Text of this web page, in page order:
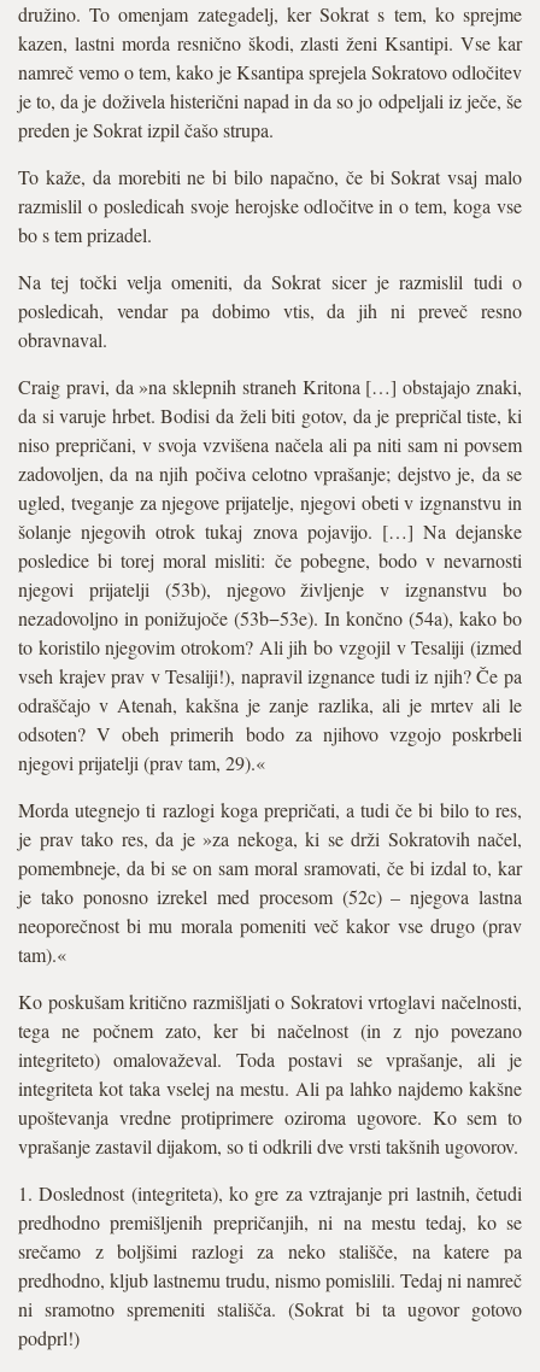
družino. To omenjam zategadelj, ker Sokrat s tem, ko sprejme
kazen, lastni morda resnično škodi, zlasti ženi Ksantipi. Vse kar
namreč vemo o tem, kako je Ksantipa sprejela Sokratovo odločitev
je to, da je doživela histerični napad in da so jo odpeljali iz ječe, še
preden je Sokrat izpil čašo strupa.
To kaže, da morebiti ne bi bilo napačno, če bi Sokrat vsaj malo
razmislil o posledicah svoje herojske odločitve in o tem, koga vse
bo s tem prizadel.
Na tej točki velja omeniti, da Sokrat sicer je razmislil tudi o
posledicah, vendar pa dobimo vtis, da jih ni preveč resno
obravnaval.
Craig pravi, da »na sklepnih straneh Kritona […] obstajajo znaki,
da si varuje hrbet. Bodisi da želi biti gotov, da je prepričal tiste, ki
niso prepričani, v svoja vzvišena načela ali pa niti sam ni povsem
zadovoljen, da na njih počiva celotno vprašanje; dejstvo je, da se
ugled, tveganje za njegove prijatelje, njegovi obeti v izgnanstvu in
šolanje njegovih otrok tukaj znova pojavijo. […] Na dejanske
posledice bi torej moral misliti: če pobegne, bodo v nevarnosti
njegovi prijatelji (53b), njegovo življenje v izgnanstvu bo
nezadovoljno in ponižujoče (53b−53e). In končno (54a), kako bo
to koristilo njegovim otrokom? Ali jih bo vzgojil v Tesaliji (izmed
vseh krajev prav v Tesaliji!), napravil izgnance tudi iz njih? Če pa
odraščajo v Atenah, kakšna je zanje razlika, ali je mrtev ali le
odsoten? V obeh primerih bodo za njihovo vzgojo poskrbeli
njegovi prijatelji (prav tam, 29).«
Morda utegnejo ti razlogi koga prepričati, a tudi če bi bilo to res,
je prav tako res, da je »za nekoga, ki se drži Sokratovih načel,
pomembneje, da bi se on sam moral sramovati, če bi izdal to, kar
je tako ponosno izrekel med procesom (52c) – njegova lastna
neoporečnost bi mu morala pomeniti več kakor vse drugo (prav
tam).«
Ko poskušam kritično razmišljati o Sokratovi vrtoglavi načelnosti,
tega ne počnem zato, ker bi načelnost (in z njo povezano
integriteto) omalovaževal. Toda postavi se vprašanje, ali je
integriteta kot taka vselej na mestu. Ali pa lahko najdemo kakšne
upoštevanja vredne protiprimere oziroma ugovore. Ko sem to
vprašanje zastavil dijakom, so ti odkrili dve vrsti takšnih ugovorov.
1. Doslednost (integriteta), ko gre za vztrajanje pri lastnih, četudi
predhodno premišljenih prepričanjih, ni na mestu tedaj, ko se
srečamo z boljšimi razlogi za neko stališče, na katere pa
predhodno, kljub lastnemu trudu, nismo pomislili. Tedaj ni namreč
ni sramotno spremeniti stališča. (Sokrat bi ta ugovor gotovo
podprl!)